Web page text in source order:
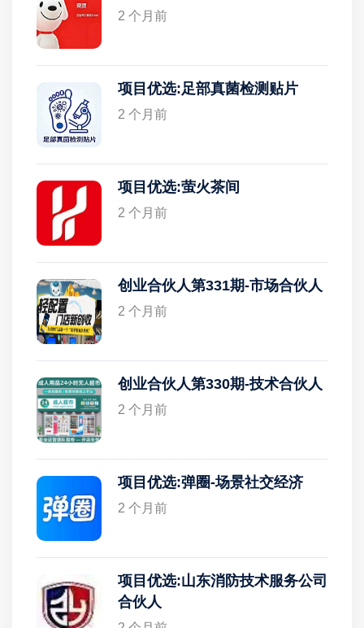
2 个月前
项目优选:足部真菌检测贴片
2 个月前
项目优选:萤火茶间
2 个月前
创业合伙人第331期-市场合伙人
2 个月前
创业合伙人第330期-技术合伙人
2 个月前
项目优选:弹圈-场景社交经济
2 个月前
项目优选:山东消防技术服务公司
合伙人